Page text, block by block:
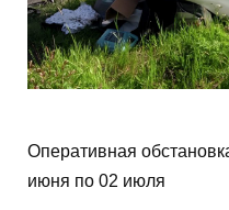
Оперативная
июня по 02 июля